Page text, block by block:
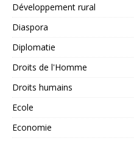
Développement rural
Diaspora
Diplomatie
Droits de l'Homme
Droits humains
Ecole
Economie